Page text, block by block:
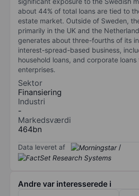
about 44% of total loans are tied to
estate market. Outside of Sweden,
primarily in the UK and the
generates about three-fourths of its
interest-spread-based business,
household loans, and corporate
enterprises.
Sektor
Finansiering
Industri
-
Markedsværdi
464bn
Data leveret af /
Andre var interesserede i